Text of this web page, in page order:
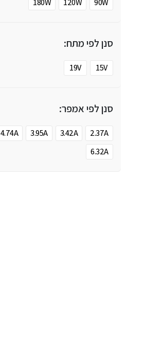
90W
120W
180W
סנן לפי מתח:
15V
19V
סנן לפי אמפר:
2.37A
3.42A
3.95A
4.74A
6.32A